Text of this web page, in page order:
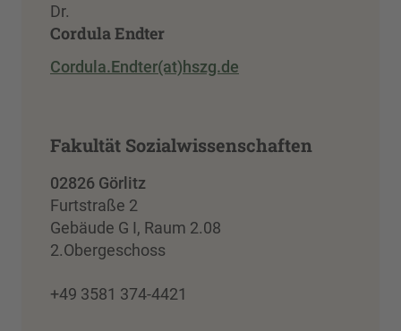
Dr.
Cordula Endter
Cordula.Endter(at)hszg.de
Fakultät Sozialwissenschaften
02826 Görlitz
Furtstraße 2
Gebäude G I, Raum 2.08
2.Obergeschoss
+49 3581 374-4421